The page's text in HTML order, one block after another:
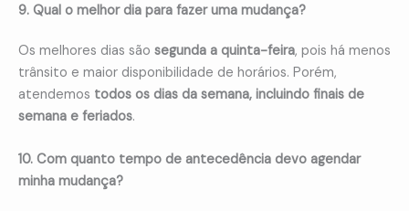
9. Qual o melhor dia para fazer uma mudança?
Os melhores dias são segunda a quinta-feira, pois há menos
trânsito e maior disponibilidade de horários. Porém,
atendemos todos os dias da semana, incluindo finais de
semana e feriados.
10. Com quanto tempo de antecedência devo agendar
minha mudança?